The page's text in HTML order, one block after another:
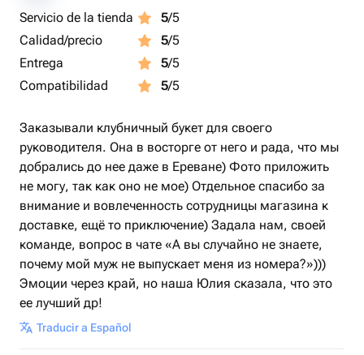
Servicio de la tienda 5/5
Calidad/precio
5/5
Entrega
5/5
Compatibilidad
5/5
Заказывали клубничный букет для своего
руководителя. Она в восторге от него и рада, что мы
добрались до нее даже в Ереване) Фото приложить
не могу, так как оно не мое) Отдельное спасибо за
внимание и вовлеченность сотрудницы магазина к
доставке, ещё то приключение) Задала нам, своей
команде, вопрос в чате «А вы случайно не знаете,
почему мой муж не выпускает меня из номера?»)))
Эмоции через край, но наша Юлия сказала, что это
ее лучший др!
Traducir a Español